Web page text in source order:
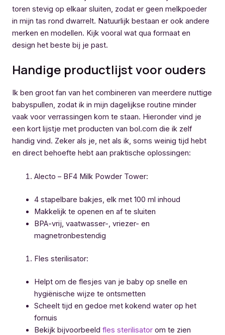
toren stevig op elkaar sluiten, zodat er geen melkpoeder
in mijn tas rond dwarrelt. Natuurlijk bestaan er ook andere
merken en modellen. Kijk vooral wat qua formaat en
design het beste bij je past.
Handige productlijst voor ouders
Ik ben groot fan van het combineren van meerdere nuttige
babyspullen, zodat ik in mijn dagelijkse routine minder
vaak voor verrassingen kom te staan. Hieronder vind je
een kort lijstje met producten van bol.com die ik zelf
handig vind. Zeker als je, net als ik, soms weinig tijd hebt
en direct behoefte hebt aan praktische oplossingen:
Alecto – BF4 Milk Powder Tower:
4 stapelbare bakjes, elk met 100 ml inhoud
Makkelijk te openen en af te sluiten
BPA-vrij, vaatwasser-, vriezer- en
magnetronbestendig
Fles sterilisator:
Helpt om de flesjes van je baby op snelle en
hygiënische wijze te ontsmetten
Scheelt tijd en gedoe met kokend water op het
fornuis
Bekijk bijvoorbeeld fles sterilisatorom te zien